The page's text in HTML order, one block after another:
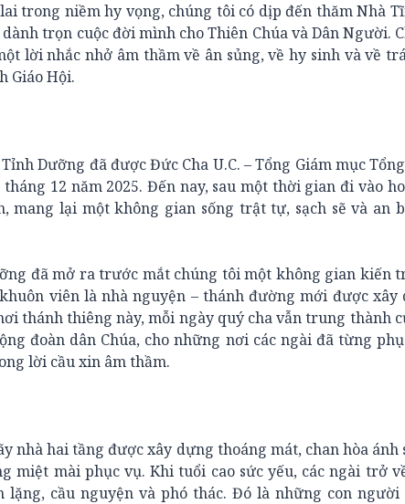
trong niềm hy vọng, chúng tôi có dịp đến thăm Nhà
trọn cuộc đời mình cho Thiên Chúa và Dân Người.
lời nhắc nhở âm thầm về ân sủng, về hy sinh và về
Giáo Hội.
Dưỡng đã được Đức Cha U.C. – Tổng Giám mục
12 năm 2025. Đến nay, sau một thời gian đi vào
mang lại một không gian sống trật tự, sạch sẽ và an
đã mở ra trước mắt chúng tôi một không gian kiến
viên là nhà nguyện – thánh đường mới được
thánh thiêng này, mỗi ngày quý cha vẫn trung thành
đoàn dân Chúa, cho những nơi các ngài đã từng
lời cầu xin âm thầm.
nhà hai tầng được xây dựng thoáng mát, chan hòa
miệt mài phục vụ. Khi tuổi cao sức yếu, các ngài trở
cầu nguyện và phó thác. Đó là những con